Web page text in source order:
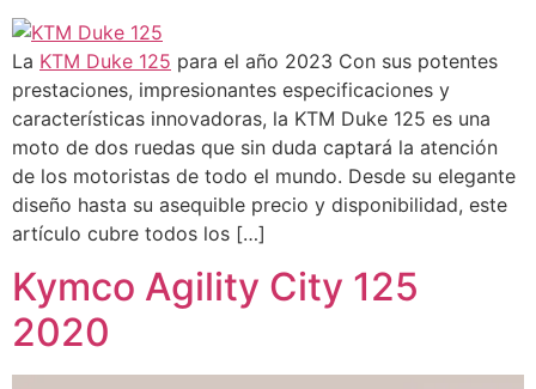
La KTM Duke 125 para el año 2023 Con sus potentes
prestaciones, impresionantes especificaciones y
características innovadoras, la KTM Duke 125 es una
moto de dos ruedas que sin duda captará la atención
de los motoristas de todo el mundo. Desde su elegante
diseño hasta su asequible precio y disponibilidad, este
artículo cubre todos los […]
Kymco Agility City 125
2020